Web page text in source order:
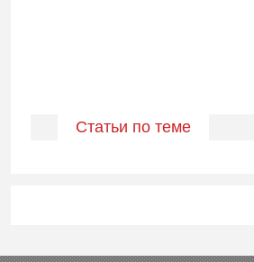
Статьи по теме